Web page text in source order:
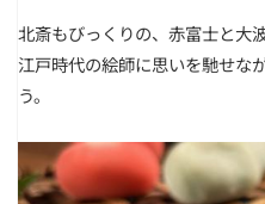
北斎もびっくりの、赤富士と大
江戸時代の絵師に思いを馳せな
う。